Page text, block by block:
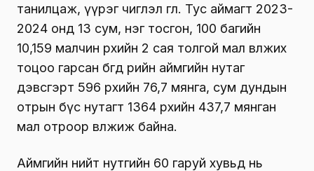
танилцаж, үүрэг чиглэл өглөө. Тус аймагт 2023-
2024 онд 13 сум, нэг тосгон, 100 багийн
10,159 малчин өрхийн 2 сая толгой мал өвөлжих
тоцоо гарсан бөгөөд өөрийн аймгийн нутаг
дэвсгэрт 596 өрхийн 76,7 мянга, сум дундын
отрын бүс нутагт 1364 өрхийн 437,7 мянган
мал отроор өвөлжиж байна.
Аймгийн нийт нутгийн 60 гаруй хувьд нь